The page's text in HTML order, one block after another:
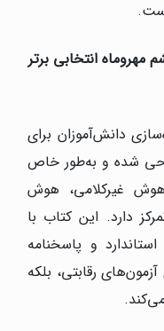
انتخابی برتر
دانش‌آموزان برای
شده و به‌طور خاص
غیرکلامی، هوش
دارد. این کتاب با
و پاسخنامه
رقابتی، بلکه